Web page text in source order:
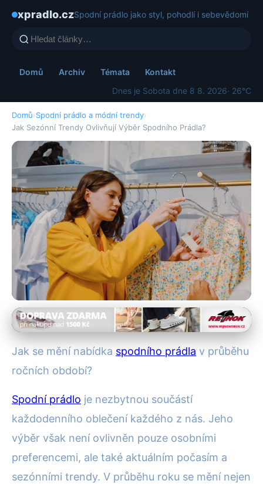
xpradlo.czSpodní prádlo jako styl, pohodlí i sebevědomí
Domů Archiv Témata
Kontakt
Dnes je Sobota dne 8 8. 2026· 26°C
Domů›Spodní prádlo a módní trendy›
Jak Sezónní Trendy Ovlivňují Výběr Spodního Prádla?
Spodní prádlo a módní trendy
Jak Sezónní Trendy Ovlivňují
Výběr Spodního Prádla?
11. 2. 2026 · 5 min čtení · Autor: Klára Nováková
Jak se mění nabídka spodního prádla v průběhu
ročních období?
Spodní prádlo je nezbytnou součástí
každodenního oblečení každého z nás. Jeho
výběr však není ovlivněn pouze osobními
preferencemi, ale také aktuálním počasím a
sezónními trendy. V průběhu roku se mění nejen